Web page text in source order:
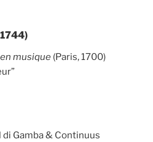
musique (Paris, 1700)
di Gamba & Continuus